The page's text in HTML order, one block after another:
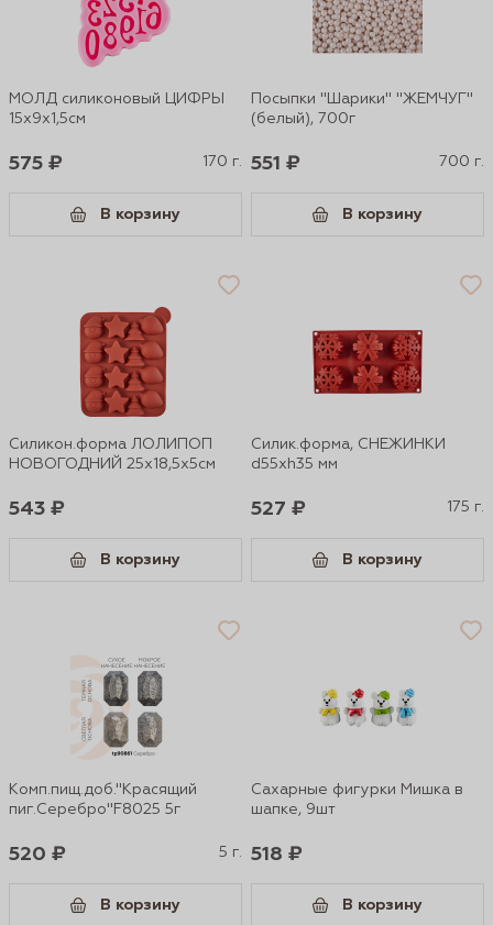
МОЛД силиконовый ЦИФРЫ
15х9x1,5см
575 ₽ 170 г.
В корзину
Посыпки "Шарики" "ЖЕМЧУГ"
(белый), 700г
551 ₽ 700 г.
В корзину
Силикон.форма ЛОЛИПОП
НОВОГОДНИЙ 25х18,5х5см
543 ₽
В корзину
Силик.форма, СНЕЖИНКИ
d55xh35 мм
527 ₽ 175 г.
В корзину
Комп.пищ.доб."Красящий
пиг.Серебро"F8025 5г
520 ₽ 5 г.
В корзину
Сахарные фигурки Мишка в
шапке, 9шт
518 ₽
В корзину